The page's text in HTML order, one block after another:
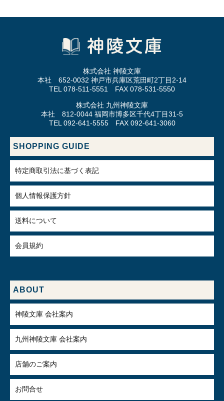
株式会社 神陵文庫
本社 652-0032 神戸市兵庫区荒田町2丁目2-14
TEL 078-511-5551 FAX 078-531-5550
株式会社 九州神陵文庫
本社 812-0044 福岡市博多区千代4丁目31-5
TEL 092-641-5555 FAX 092-641-3060
SHOPPING GUIDE
特定商取引法に基づく表記
個人情報保護方針
送料について
会員規約
ABOUT
神陵文庫 会社案内
九州神陵文庫 会社案内
店舗のご案内
お問合せ